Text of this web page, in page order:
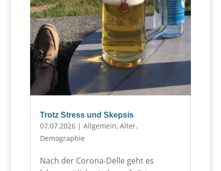
Trotz Stress und Skepsis
07.07.2026| Allgemein, Alter,
Demographie
Nach der Corona-Delle geht es